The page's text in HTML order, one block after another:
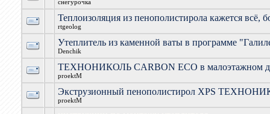
снегурочка
Теплоизоляция из пенополистирола кажется всё,
rtgeolog
Утеплитель из каменной ваты в программе
Denchik
ТЕХНОНИКОЛЬ CARBON ECO в малоэтажном
proektM
Экструзионный пенополистирол XPS
proektM